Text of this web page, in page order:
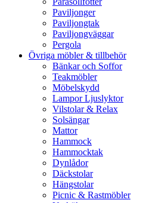
Paviljonger
Paviljongtak
Paviljongväggar
Pergola
Övriga möbler & tillbehör
Bänkar och Soffor
Teakmöbler
Möbelskydd
Lampor Ljuslyktor
Vilstolar & Relax
Solsängar
Mattor
Hammock
Hammocktak
Dynlådor
Däckstolar
Hängstolar
Picnic & Rastmöbler